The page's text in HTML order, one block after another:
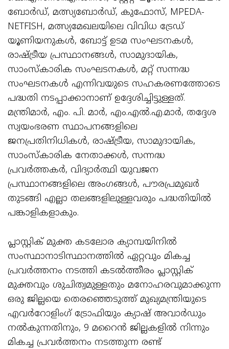
ബോർഡ്, മത്സ്യബോർഡ്, കുഫോസ്, MPEDA-
NETFISH, മത്സ്യമേഖലയിലെ വിവിധ ട്രേഡ്
യൂണിയനുകൾ, ബോട്ട് ഉടമ സംഘടനകൾ,
രാഷ്ട്രീയ പ്രസ്ഥാനങ്ങൾ, സാമുദായിക,
സാംസ്‌കാരിക സംഘടനകൾ, മറ്റ് സന്നദ്ധ
സംഘടനകൾ എന്നിവയുടെ സഹകരണത്തോടെ
പദ്ധതി നടപ്പാക്കാനാണ് ഉദ്ദേശിച്ചിട്ടുള്ളത്.
മന്ത്രിമാർ, എം. പി. മാർ, എം.എൽ.എ.മാർ, തദ്ദേശ
സ്വയംഭരണ സ്ഥാപനങ്ങളിലെ
ജനപ്രതിനിധികൾ, രാഷ്ട്രീയ, സാമുദായിക,
സാംസ്‌കാരിക നേതാക്കൾ, സന്നദ്ധ
പ്രവർത്തകർ, വിദ്യാർത്ഥി യുവജന
പ്രസ്ഥാനങ്ങളിലെ അംഗങ്ങൾ, പൗരപ്രമുഖർ
തുടങ്ങി എല്ലാ തലങ്ങളിലുള്ളവരും പദ്ധതിയിൽ
പങ്കാളികളാകും.
പ്ലാസ്റ്റിക് മുക്ത കടലോര ക്യാമ്പയിനിൽ
സംസ്ഥാനാടിസ്ഥാനത്തിൽ ഏറ്റവും മികച്ച
പ്രവർത്തനം നടത്തി കടൽത്തീരം പ്ലാസ്റ്റിക്
മുക്തവും ശുചിത്വമുള്ളതും മനോഹരവുമാക്കുന്ന
ഒരു ജില്ലയെ തെരഞ്ഞെടുത്ത് മുഖ്യമന്ത്രിയുടെ
എവർറോളിംഗ് ട്രോഫിയും ക്യാഷ് അവാർഡും
നൽകുന്നതിനും, 9 മറൈൻ ജില്ലകളിൽ നിന്നും
മികച്ച പ്രവർത്തനം നടത്തുന്ന രണ്ട്